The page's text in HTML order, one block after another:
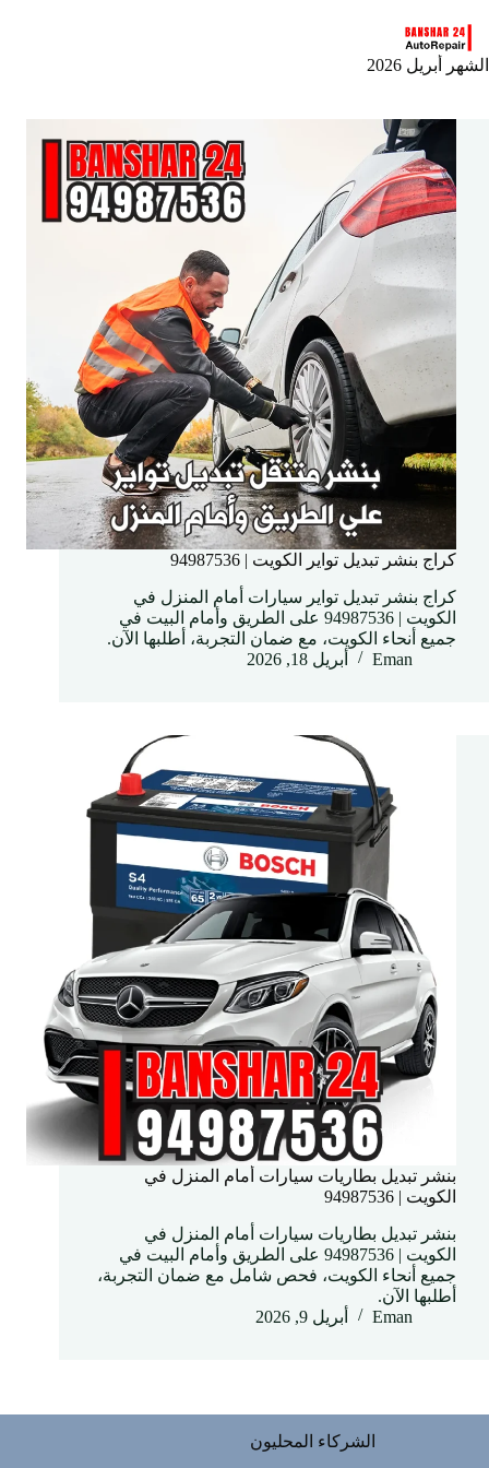
إلى
المحتوى
الشهر أبريل 2026
كراج بنشر تبديل تواير الكويت | 94987536
كراج بنشر تبديل تواير سيارات أمام المنزل في
الكويت | 94987536 على الطريق وأمام البيت في
جميع أنحاء الكويت، مع ضمان التجربة، أطلبها الآن.
Eman
أبريل 18, 2026
بنشر تبديل بطاريات سيارات أمام المنزل في
الكويت | 94987536
بنشر تبديل بطاريات سيارات أمام المنزل في
الكويت | 94987536 على الطريق وأمام البيت في
جميع أنحاء الكويت، فحص شامل مع ضمان التجربة،
أطلبها الآن.
Eman
أبريل 9, 2026
الشركاء المحليون